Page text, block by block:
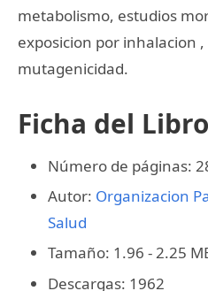
metabolismo, estudios
exposicion por inhalacion
mutagenicidad.
Ficha del Libro
Número de páginas:
Autor: Organizacion
Salud
Tamaño: 1.96 - 2.25
Descargas: 1962